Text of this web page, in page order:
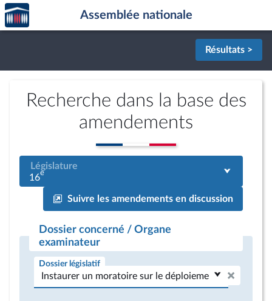
Aller au contenu
Aller en bas de la page
Accèder
à la
page
Assemblée nationale
Résultats >
Recherche dans la base des
amendements
Législature
16e
Suivre les amendements en discussion
Dossier concerné / Organe
examinateur
Dossier législatif